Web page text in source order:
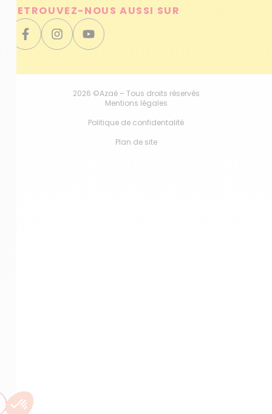
RETROUVEZ-NOUS AUSSI SUR
2026 ©Azaé – Tous droits réservés
Mentions légales
Politique de confidentalité
Plan de site